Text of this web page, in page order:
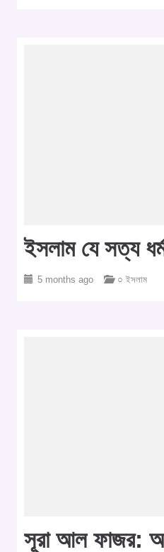
ইসলাম যে সত্য
5 months ago ○ ইসলাম
সূরা আল ফাজর: